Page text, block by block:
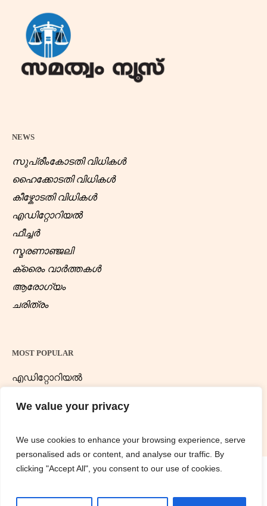
We value your privacy
We use cookies to enhance your browsing experience, serve
personalised ads or content, and analyse our traffic. By
clicking "Accept All", you consent to our use of cookies.
NEWS
സുപ്രീംകോടതി വിധികൾ
ഹൈക്കോടതി വിധികൾ
കീഴ്കോടതി വിധികൾ
എഡിറ്റോറിയൽ
ഫീച്ചർ
സ്മരണാഞ്ജലി
ക്രൈം വാർത്തകൾ
ആരോഗ്യം
ചരിത്രം
MOST POPULAR
എഡിറ്റോറിയൽ
Samathwamnews.com © 2025 / All Rights Reserved